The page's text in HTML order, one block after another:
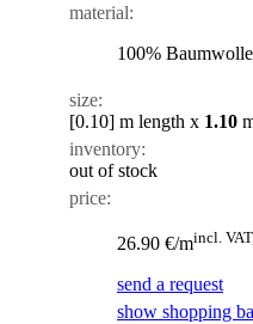
material:
100% Baumwolle
size:
[0.10] m length x 1.10
inventory:
out of stock
price:
26.90 €/mincl. VAT,
send a request
show shopping